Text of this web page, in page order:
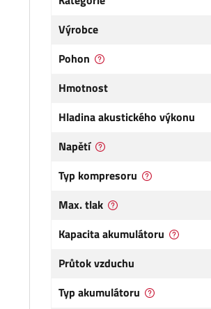
Výrobce
Pohon
Hmotnost
Hladina akustického výkonu
Napětí
Typ kompresoru
Max. tlak
Kapacita akumulátoru
Průtok vzduchu
Typ akumulátoru